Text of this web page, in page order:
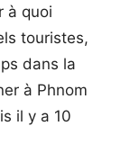
à quoi
touristes,
dans la
à Phnom
il y a 10